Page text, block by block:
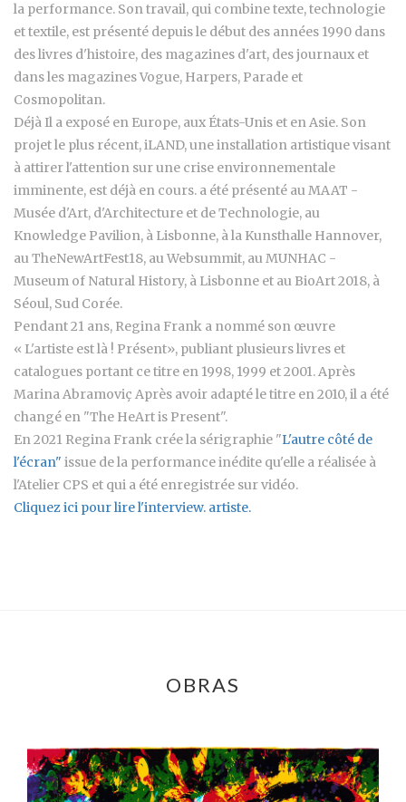
la performance. Son travail, qui combine texte, technologie
et textile, est présenté depuis le début des années 1990 dans
des livres d'histoire, des magazines d'art, des journaux et
dans les magazines Vogue, Harpers, Parade et
Cosmopolitan.
Déjà Il a exposé en Europe, aux États-Unis et en Asie. Son
projet le plus récent, iLAND, une installation artistique visant
à attirer l'attention sur une crise environnementale
imminente, est déjà en cours. a été présenté au MAAT -
Musée d'Art, d'Architecture et de Technologie, au
Knowledge Pavilion, à Lisbonne, à la Kunsthalle Hannover,
au TheNewArtFest18, au Websummit, au MUNHAC -
Museum of Natural History, à Lisbonne et au BioArt 2018, à
Séoul, Sud Corée.
Pendant 21 ans, Regina Frank a nommé son œuvre
« L'artiste est là ! Présent», publiant plusieurs livres et
catalogues portant ce titre en 1998, 1999 et 2001. Après
Marina Abramoviç Après avoir adapté le titre en 2010, il a été
changé en "The HeArt is Present".
En 2021 Regina Frank crée la sérigraphie "L'autre côté de
l'écran" issue de la performance inédite qu'elle a réalisée à
l'Atelier CPS et qui a été enregistrée sur vidéo.
Cliquez ici pour lire l'interview. artiste.
OBRAS